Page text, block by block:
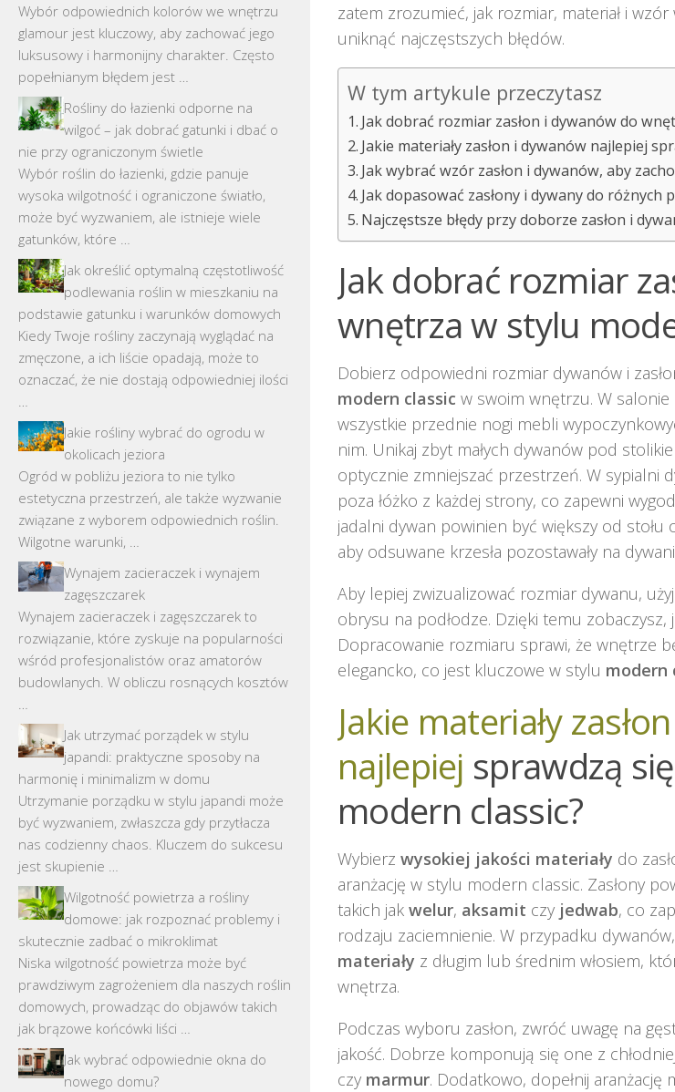
zatem zrozumieć, jak rozmiar, materiał i
uniknąć najczęstszych błędów.
W tym artykule przeczytasz
Jak dobrać rozmiar zasłon i dywanów do
Jakie materiały zasłon i dywanów najlepiej
Jak wybrać wzór zasłon i dywanów, aby
Jak dopasować zasłony i dywany do różnych
Najczęstsze błędy przy doborze zasłon i
Jak dobrać rozmiar
wnętrza w stylu
Dobierz odpowiedni rozmiar dywanów i
modern classic w swoim wnętrzu. W
wszystkie przednie nogi mebli
nim. Unikaj zbyt małych dywanów pod
optycznie zmniejszać przestrzeń. W sypialni
poza łóżko z każdej strony, co zapewni
jadalni dywan powinien być większy od stołu
aby odsuwane krzesła pozostawały na
Aby lepiej zwizualizować rozmiar dywanu,
obrysu na podłodze. Dzięki temu
Dopracowanie rozmiaru sprawi, że wnętrze
elegancko, co jest kluczowe w stylu modern
Jakie materiały
najlepiej sprawdzą
modern classic?
Wybierz wysokiej jakości materiały do
aranżację w stylu modern classic. Zasłony
takich jak welur, aksamit czy jedwab, co
rodzaju zaciemnienie. W przypadku
materiały z długim lub średnim włosiem,
wnętrza.
Podczas wyboru zasłon, zwróć uwagę na
jakość. Dobrze komponują się one z
czy marmur. Dodatkowo, dopełnij aranżację
Wybór odpowiednich kolorów we wnętrzu
glamour jest kluczowy, aby zachować jego
luksusowy i harmonijny charakter. Często
popełnianym błędem jest …
Rośliny do łazienki odporne na
wilgoć – jak dobrać gatunki i dbać o
nie przy ograniczonym świetle
Wybór roślin do łazienki, gdzie panuje
wysoka wilgotność i ograniczone światło,
może być wyzwaniem, ale istnieje wiele
gatunków, które …
Jak określić optymalną częstotliwość
podlewania roślin w mieszkaniu na
podstawie gatunku i warunków domowych
Kiedy Twoje rośliny zaczynają wyglądać na
zmęczone, a ich liście opadają, może to
oznaczać, że nie dostają odpowiedniej ilości
Jakie rośliny wybrać do ogrodu w
okolicach jeziora
Ogród w pobliżu jeziora to nie tylko
estetyczna przestrzeń, ale także wyzwanie
związane z wyborem odpowiednich roślin.
Wilgotne warunki, …
Wynajem zacieraczek i wynajem
zagęszczarek
Wynajem zacieraczek i zagęszczarek to
rozwiązanie, które zyskuje na popularności
wśród profesjonalistów oraz amatorów
budowlanych. W obliczu rosnących kosztów
Jak utrzymać porządek w stylu
japandi: praktyczne sposoby na
harmonię i minimalizm w domu
Utrzymanie porządku w stylu japandi może
być wyzwaniem, zwłaszcza gdy przytłacza
nas codzienny chaos. Kluczem do sukcesu
jest skupienie …
Wilgotność powietrza a rośliny
domowe: jak rozpoznać problemy i
skutecznie zadbać o mikroklimat
Niska wilgotność powietrza może być
prawdziwym zagrożeniem dla naszych roślin
domowych, prowadząc do objawów takich
jak brązowe końcówki liści …
Jak wybrać odpowiednie okna do
nowego domu?